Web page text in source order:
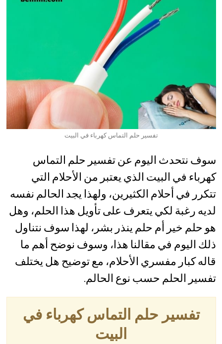
تفسير حلم التماس كهرباء في البيت
سوف نتحدث اليوم عن تفسير حلم التماس
كهرباء في البيت الذي يعتبر من الأحلام التي
تتكرر في أحلام الكثيرين، ولهذا يجد الحالم نفسه
لديه رغبة لكي يتعرف على تأويل هذا الحلم، وهل
هو حلم خير أم حلم ينذر بشر، لهذا سوف نتناول
ذلك اليوم في مقالنا هذا، وسوف نوضح أهم ما
قاله كبار مفسري الأحلام، مع توضيح هل يختلف
تفسير الحلم حسب نوع الحالم.
تفسير حلم التماس كهرباء في
البيت